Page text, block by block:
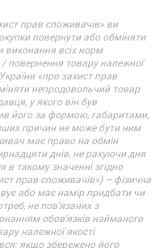
прав споживачів» ви
повернути або обміняти
виконання всіх норм
повернення товару належної
«про захист прав
непродовольчий товар
у якого він був
його за формою, габаритами,
причин не може бути ним
має право на обмін
днів, не рахуючи дня
такому значенні згідно
прав споживачів») – фізична
або має намір придбати чи
не пов’язаних з
обов’язків найманого
належної якості
якщо збережено його